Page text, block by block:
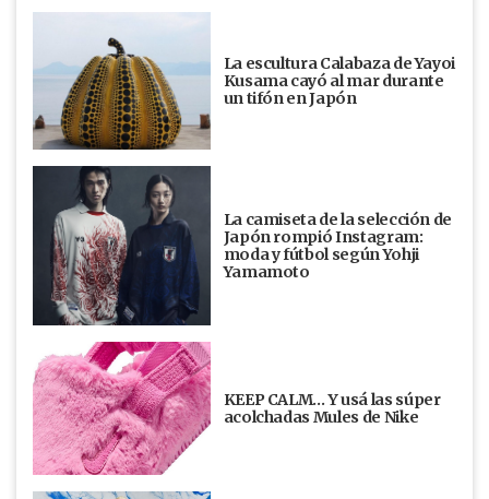
La escultura Calabaza de Yayoi
Kusama cayó al mar durante
un tifón en Japón
La camiseta de la selección de
Japón rompió Instagram:
moda y fútbol según Yohji
Yamamoto
KEEP CALM… Y usá las súper
acolchadas Mules de Nike